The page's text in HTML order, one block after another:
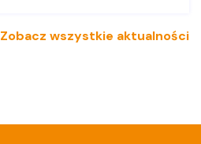
Zobacz wszystkie aktualności